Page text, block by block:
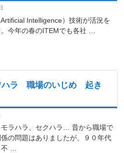
Intelligence）技術が活況を
今年の春のITEMでも各社 …
ラ 職場のいじめ 起き
ラハラ、セクハラ… 昔から職場で
の問題はありましたが、９０年代
…